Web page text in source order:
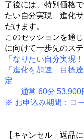
了後には、特別価格
たい自分実現！進化
だけます。
このセッションを通
に向けて一歩先のス
「なりたい自分実現
「進化を加速！目標
定
通常 60分 53,900
※ お申込み期間：コ
【キャンセル・返品に